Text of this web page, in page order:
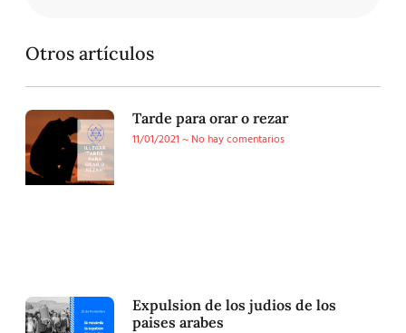
Otros artículos
Tarde para orar o rezar
11/01/2021
No hay comentarios
Expulsion de los judios de los
paises arabes